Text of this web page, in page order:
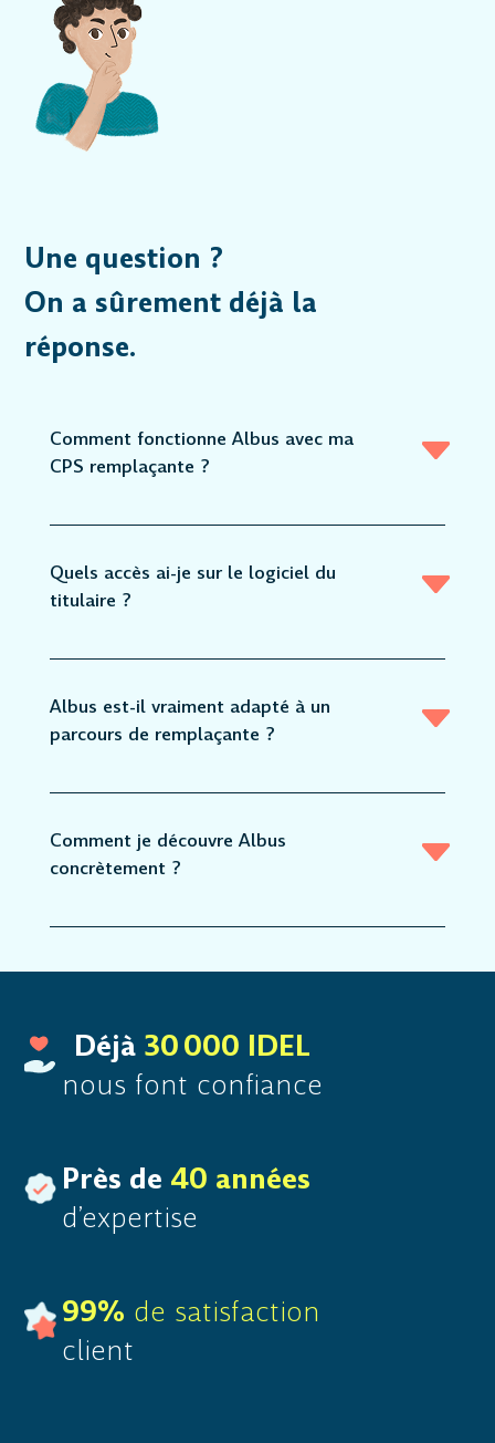
Une question ?
On a sûrement déjà la
réponse.
Comment fonctionne Albus avec ma
CPS remplaçante ?
Quels accès ai-je sur le logiciel du
titulaire ?
Albus est-il vraiment adapté à un
parcours de remplaçante ?
Comment je découvre Albus
concrètement ?
Déjà 30 000 IDEL
nous font confiance
Près de 40 années
d’expertise
99% de satisfaction
client